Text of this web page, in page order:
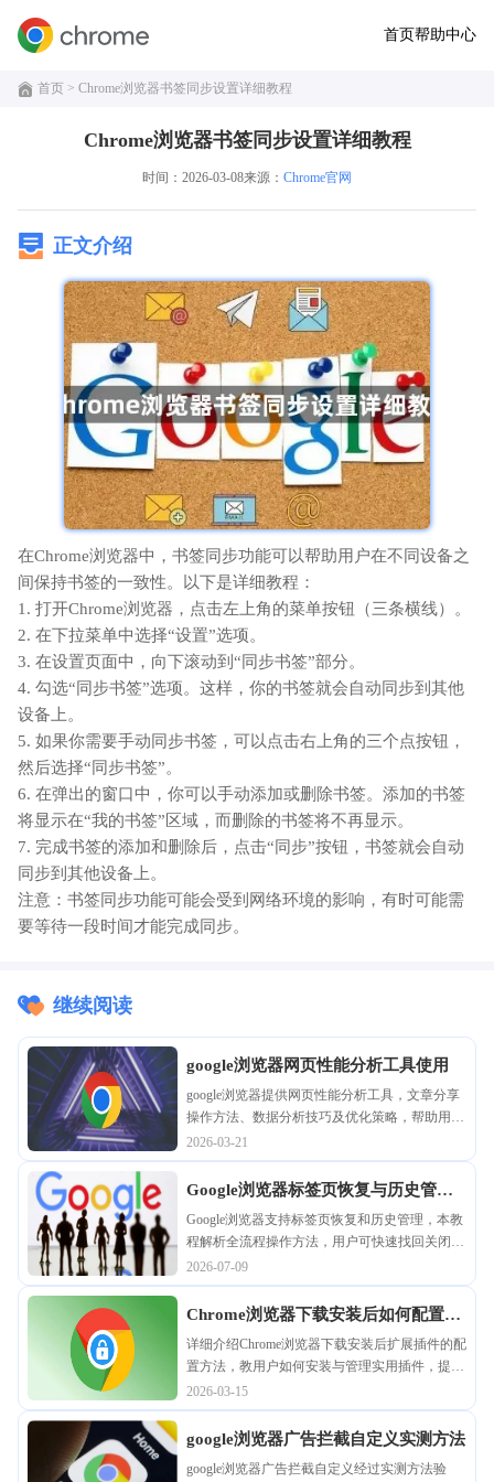
首页帮助中心
首页 > Chrome浏览器书签同步设置详细教程
Chrome浏览器书签同步设置详细教程
时间：2026-03-08来源： Chrome官网
正文介绍
在Chrome浏览器中，书签同步功能可以帮助用户在不同设备之
间保持书签的一致性。以下是详细教程：
1. 打开Chrome浏览器，点击左上角的菜单按钮（三条横线）。
2. 在下拉菜单中选择“设置”选项。
3. 在设置页面中，向下滚动到“同步书签”部分。
4. 勾选“同步书签”选项。这样，你的书签就会自动同步到其他
设备上。
5. 如果你需要手动同步书签，可以点击右上角的三个点按钮，
然后选择“同步书签”。
6. 在弹出的窗口中，你可以手动添加或删除书签。添加的书签
将显示在“我的书签”区域，而删除的书签将不再显示。
7. 完成书签的添加和删除后，点击“同步”按钮，书签就会自动
同步到其他设备上。
注意：书签同步功能可能会受到网络环境的影响，有时可能需
要等待一段时间才能完成同步。
继续阅读
google浏览器网页性能分析工具使用
google浏览器提供网页性能分析工具，文章分享
操作方法、数据分析技巧及优化策略，帮助用户
快速提升网页加载效率。
2026-03-21
Google浏览器标签页恢复与历史管理
操作全流程教程
Google浏览器支持标签页恢复和历史管理，本教
程解析全流程操作方法，用户可快速找回关闭的
标签页、管理浏览历史，提高多任务浏览效率和
操作便利性。
2026-07-09
Chrome浏览器下载安装后如何配置扩
展插件
详细介绍Chrome浏览器下载安装后扩展插件的配
置方法，教用户如何安装与管理实用插件，提升
浏览器功能多样性和使用效率。
2026-03-15
google浏览器广告拦截自定义实测方法
google浏览器广告拦截自定义经过实测方法验